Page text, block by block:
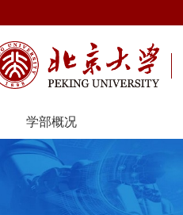
学部概况